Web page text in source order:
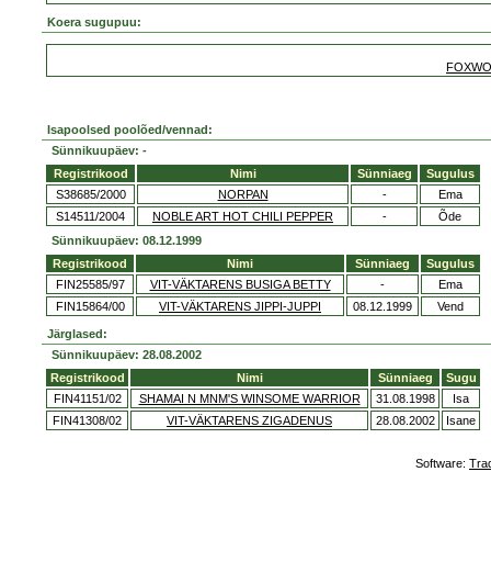
Koera sugupuu:
Isapoolsed poolõed/vennad:
Sünnikuupäev: -
Registrikood
Nimi Sünniaeg
Sugulus
S38685/2000
NORPAN -
Ema
S14511/2004
NOBLE ART HOT CHILI PEPPER -
Õde
Sünnikuupäev: 08.12.1999
Registrikood
Nimi Sünniaeg
Sugulus
FIN25585/97
VIT-VÄKTARENS BUSIGA BETTY -
Ema
FIN15864/00
VIT-VÄKTARENS JIPPI-JUPPI 08.12.1999 Vend
Järglased:
Sünnikuupäev: 28.08.2002
Registrikood
Nimi Sünniaeg
Sugu
FIN41151/02
SHAMAI N MNM'S WINSOME WARRIOR 31.08.1998
Isa
FIN41308/02
VIT-VÄKTARENS ZIGADENUS 28.08.2002 Isane
Software: